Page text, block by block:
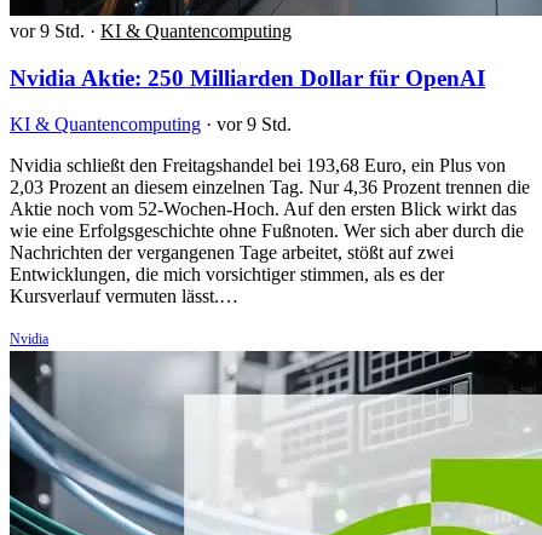
vor 9 Std. · KI & Quantencomputing
Nvidia Aktie: 250 Milliarden Dollar für OpenAI
KI & Quantencomputing · vor 9 Std.
Nvidia schließt den Freitagshandel bei 193,68 Euro, ein Plus von
2,03 Prozent an diesem einzelnen Tag. Nur 4,36 Prozent trennen die
Aktie noch vom 52-Wochen-Hoch. Auf den ersten Blick wirkt das
wie eine Erfolgsgeschichte ohne Fußnoten. Wer sich aber durch die
Nachrichten der vergangenen Tage arbeitet, stößt auf zwei
Entwicklungen, die mich vorsichtiger stimmen, als es der
Kursverlauf vermuten lässt.…
Nvidia